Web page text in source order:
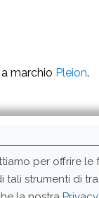
marchio Pleion.
per offrire le
strumenti di